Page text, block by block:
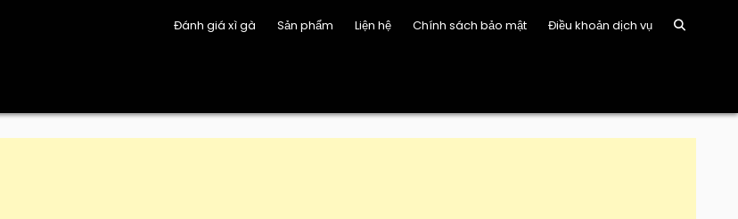
Đánh giá xì gà Sản phẩm Liện hệ Chính sách bảo mật Điều khoản dịch vụ